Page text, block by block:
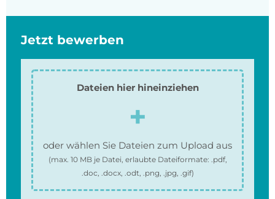
Jetzt bewerben
Dateien hier hineinziehen
oder wählen Sie Dateien zum Upload aus
(max. 10 MBje Datei, erlaubte Dateiformate: .pdf,
.doc, .docx, .odt, .png, .jpg, .gif)